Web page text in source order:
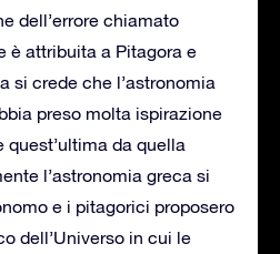
dell’errore chiamato
è attribuita a Pitagora e
si crede che l’astronomia
preso molta ispirazione
da quella
l’astronomia greca si
e i pitagorici proposero
dell’Universo in cui le